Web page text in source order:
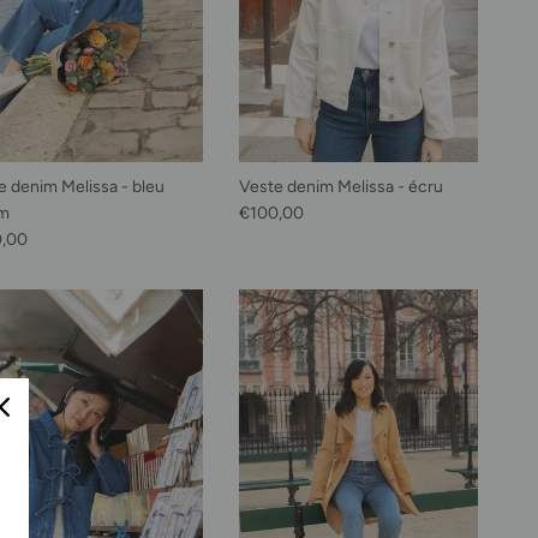
denim Melissa - bleu
Veste denim Melissa - écru
Prix habituel
€100,00